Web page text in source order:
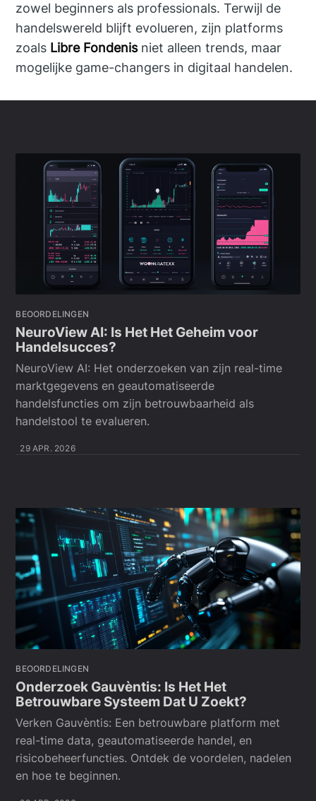
zowel beginners als professionals. Terwijl de
handelswereld blijft evolueren, zijn platforms
zoals Libre Fondenisniet alleen trends, maar
mogelijke game-changers in digitaal handelen.
BEOORDELINGEN
NeuroView AI: Is Het Het Geheim voor
Handelsucces?
NeuroView AI: Het onderzoeken van zijn real-time
marktgegevens en geautomatiseerde
handelsfuncties om zijn betrouwbaarheid als
handelstool te evalueren.
29 APR. 2026
BEOORDELINGEN
Onderzoek Gauvèntis: Is Het Het
Betrouwbare Systeem Dat U Zoekt?
Verken Gauvèntis: Een betrouwbare platform met
real-time data, geautomatiseerde handel, en
risicobeheerfuncties. Ontdek de voordelen, nadelen
en hoe te beginnen.